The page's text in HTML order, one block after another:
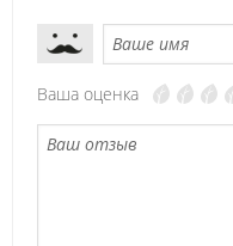
Ваша оценка